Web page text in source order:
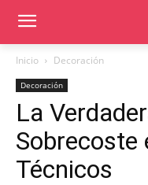
Inicio Decoración
Decoración
La
Sobrecoste
Técnicos